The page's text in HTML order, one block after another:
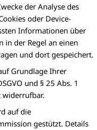
der Analyse des
oder Device-
Informationen über
in der Regel an einen
und dort gespeichert.
Grundlage Ihrer
und § 25 Abs. 1
widerrufbar.
auf die
gestützt. Details